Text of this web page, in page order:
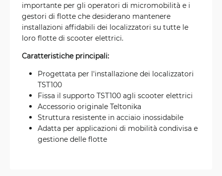
importante per gli operatori di micromobilità e i
gestori di flotte che desiderano mantenere
installazioni affidabili dei localizzatori su tutte le
loro flotte di scooter elettrici.
Caratteristiche principali:
Progettata per l'installazione dei localizzatori
TST100
Fissa il supporto TST100 agli scooter elettrici
Accessorio originale Teltonika
Struttura resistente in acciaio inossidabile
Adatta per applicazioni di mobilità condivisa e
gestione delle flotte